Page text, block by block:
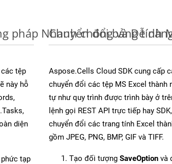
pháp Nhanh chóng và Dễ
tệp
này hỗ
diện
tạp
Chuyển đổi bảng tính
Aspose.Cells Cloud SDK cung cấp
chuyển đổi các tệp MS Excel thành
tự như quy trình được trình bày ở
lệnh gọi REST API trực tiếp hay
chuyển đổi các trang tính Excel
gồm JPEG, PNG, BMP, GIF và TIFF.
Tạo đối tượng SaveOption và